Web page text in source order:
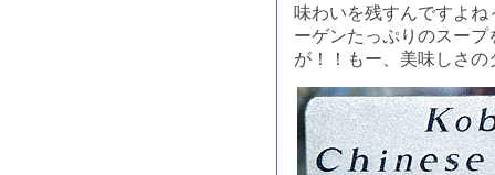
味わいを残すんですよ
ーゲンたっぷりのスー
が！！もー、美味しさ